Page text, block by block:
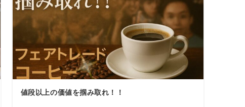
値段以上の価値を掴み取れ！！